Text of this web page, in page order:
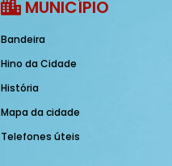
MUNICÍPIO
Bandeira
Hino da Cidade
História
Mapa da cidade
Telefones úteis